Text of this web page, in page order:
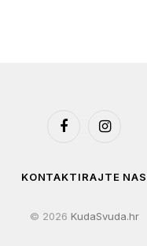
FacebookInstagram
KONTAKTIRAJTE NAS
© 2026 KudaSvuda.hr